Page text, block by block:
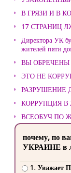
В ГРЯЗИ И В
17 СТРАНИЦ
Директора УК
жителей пяти
ВЫ ОБРЕЧЕНЫ
ЭТО НЕ
РАЗРУШЕНИЕ
КОРРУПЦИЯ В
ВСЕОБУЧ ПО
почему, по
УКРАИНЕ в
1. Уважает